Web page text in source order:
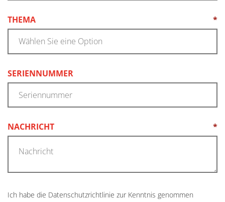
THEMA *
(REQUIRED)
SERIENNUMMER
NACHRICHT *
(REQUIRED)
Ich habe die Datenschutzrichtlinie zur Kenntnis genommen